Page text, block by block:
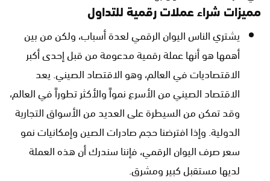
مميزات شراء عملات رقمية للتداول
يشتري الناس اليوان الرقمي لعدة أسباب، ولكن من بين
أهمها هو أنها عملة رقمية مدعومة من قبل إحدى أكبر
الاقتصاديات في العالم، وهو الاقتصاد الصيني. يعد
الاقتصاد الصيني من الأسرع نمواً والأكثر تطوراً في العالم،
وقد تمكن من السيطرة على العديد من الأسواق التجارية
الدولية. وإذا افترضنا حجم صادرات الصين وإمكانيات نمو
سعر صرف اليوان الرقمي، فإننا سندرك أن هذه العملة
لديها مستقبل كبير ومشرق.